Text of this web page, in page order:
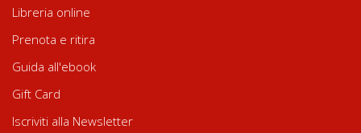
Libreria online
Prenota e ritira
Guida all'ebook
Gift Card
Iscriviti alla Newsletter